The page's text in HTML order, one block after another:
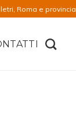
Roma e provincia